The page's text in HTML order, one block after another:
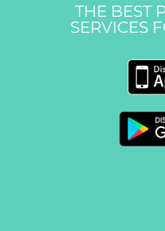
THE BEST
SERVICES